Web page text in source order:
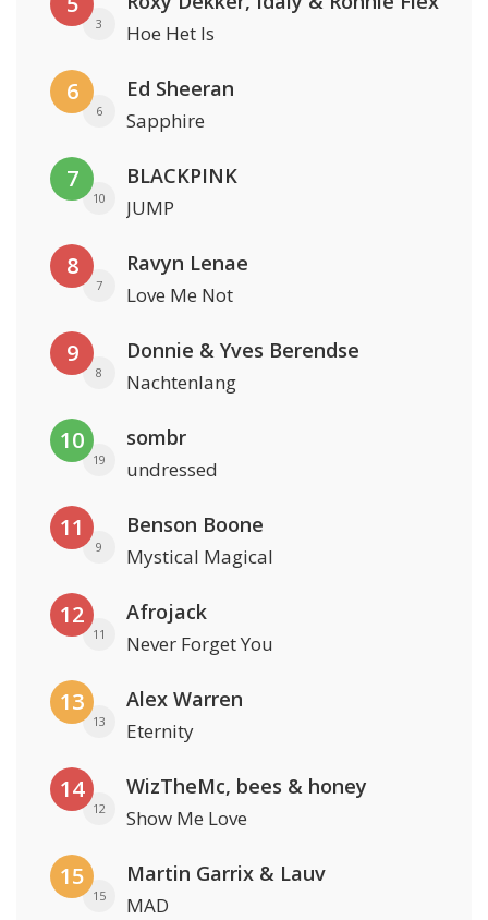
3 Hoe Het Is
6
6
Ed Sheeran
Sapphire
7
10
BLACKPINK
JUMP
8
7
Ravyn Lenae
Love Me Not
9
8
Donnie & Yves Berendse
Nachtenlang
10
19
sombr
undressed
11
9
Benson Boone
Mystical Magical
12
11
Afrojack
Never Forget You
13
13
Alex Warren
Eternity
14
12
WizTheMc, bees & honey
Show Me Love
15
15
Martin Garrix & Lauv
MAD